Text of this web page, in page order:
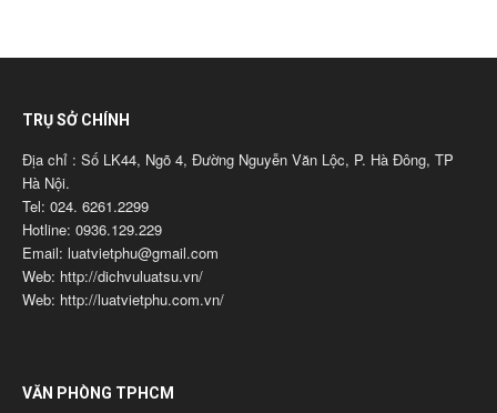
TRỤ SỞ CHÍNH
Địa chỉ : Số LK44, Ngõ 4, Đường Nguyễn Văn Lộc, P. Hà Đông, TP
Hà Nội.
Tel: 024. 6261.2299
Hotline: 0936.129.229
Email: luatvietphu@gmail.com
Web: http://dichvuluatsu.vn/
Web: http://luatvietphu.com.vn/
VĂN PHÒNG TPHCM